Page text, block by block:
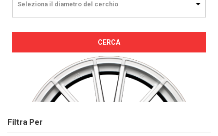
Seleziona il diametro del cerchio
CERCA
Filtra Per